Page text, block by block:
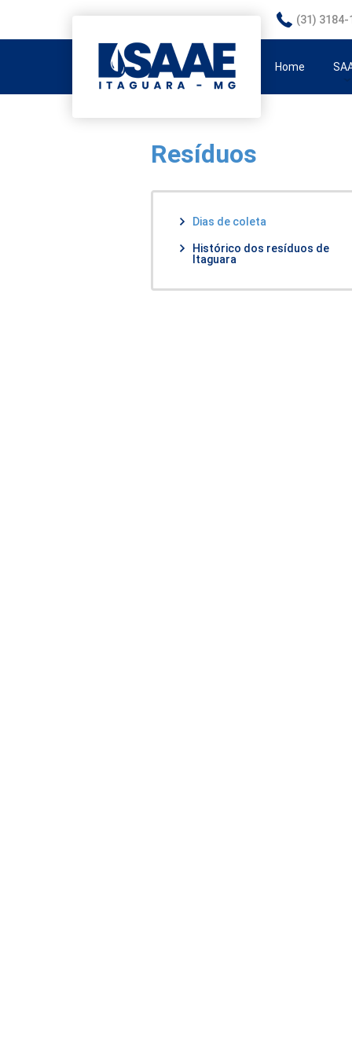
(31) 3184-
Home
Resíduos
Dias de coleta
Histórico dos resíduos de
Itaguara